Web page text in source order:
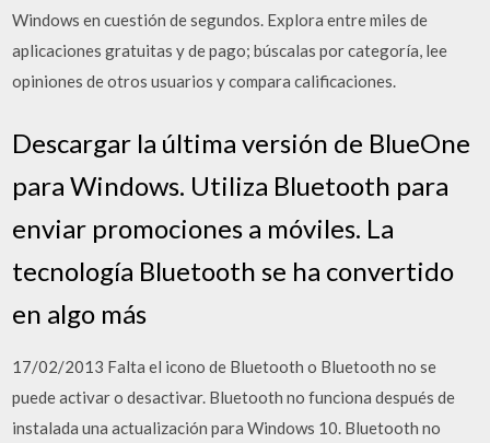
Windows en cuestión de segundos. Explora entre miles de
aplicaciones gratuitas y de pago; búscalas por categoría, lee
opiniones de otros usuarios y compara calificaciones.
Descargar la última versión de BlueOne
para Windows. Utiliza Bluetooth para
enviar promociones a móviles. La
tecnología Bluetooth se ha convertido
en algo más
17/02/2013 Falta el icono de Bluetooth o Bluetooth no se
puede activar o desactivar. Bluetooth no funciona después de
instalada una actualización para Windows 10. Bluetooth no